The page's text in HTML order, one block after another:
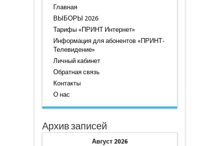
Главная
ВЫБОРЫ 2026
Тарифы «ПРИНТ Интернет»
Информация для абонентов «ПРИНТ-
Телевидение»
Личный кабинет
Обратная связь
Контакты
О нас
Архив записей
Август 2026